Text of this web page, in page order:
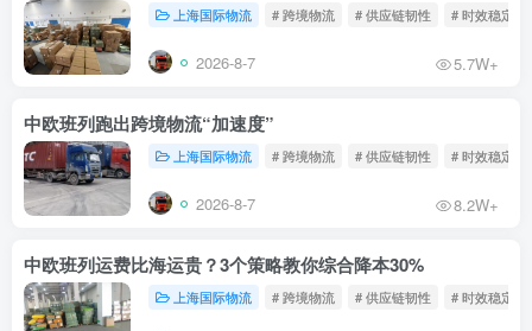
上海国际物流 # 跨境物流 # 供应链韧性 # 时效稳定
2026-8-7 5.7W+
中欧班列跑出跨境物流“加速度”
上海国际物流 # 跨境物流 # 供应链韧性 # 时效稳定
2026-8-7 8.2W+
中欧班列运费比海运贵？3个策略教你综合降本30%
上海国际物流 # 跨境物流 # 供应链韧性 # 时效稳定